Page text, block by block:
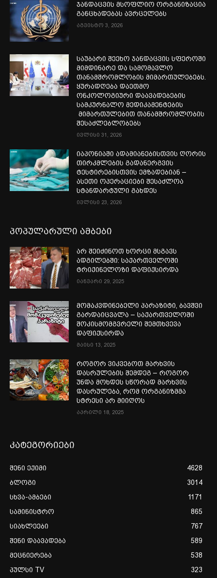
ჯანდაცვის მსოფლიო ორგანიზაცია
განცხადებას ავრცელებს
აგვისტო 3, 2026
საუბარი შეეხო ჯანდაცვის სფეროში
მიმდინარე და სამომავლო
თანამშრომლობის მიმართულებებს.
ყურადღება დაეთმო
ონკოლოგიური დაავადებების
სამკურნალო მედიკამენტების
მიმართულებით თანამშრომლობის
შესაძლებლობებს
ივლისი 31, 2026
იაპონიაში ადამიანებისთვის ღორის
თირკმლების გადანერგვის
ტესტირებისთვის ემზადებიან –
ასეთი ოპერაციები შესაძლოა
სტანდარტული გახდეს
ივლისი 23, 2026
პოპულარული ამბები
არ შეიძინოთ ხორცი მსგავს
ადგილებში: საქართველოში
ტრიქინელოზი დაფიქსირდა
იანვარი 29, 2025
მომაკვდინებელი პარაზიტი, ბავშვი
გარდაიცვალა – საქართველოში
შოკისმომგვრელი შემთხვევა
დაფიქსირდა
მაისი 13, 2025
როგორ ვიკვებოთ მარხვის
დასრულების შემდეგ – როგორ
უნდა მოხდეს სწორად მარხვის
დასრულება, რომ ორგანიზმმა
სტრესი არ მიიღოს
აპრილი 18, 2025
კატეგორიები
შენი ექიმი
4628
ბლოგი
3014
სხვა-ამბები
1171
სამინისტრო
865
სიახლეები
767
შენი დაავადება
589
მეცნიერება
538
პულსი TV
323